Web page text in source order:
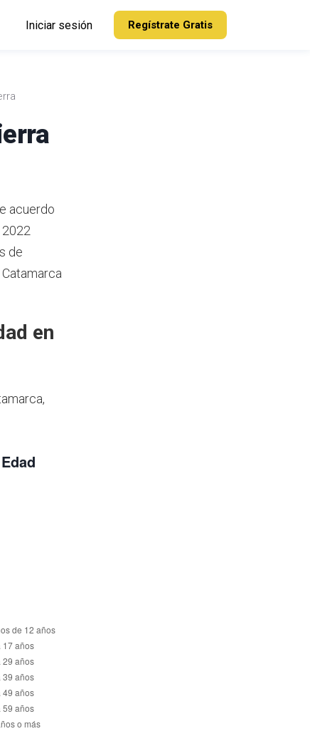
Iniciar sesión Regístrate Gratis
acuerdo
de
en